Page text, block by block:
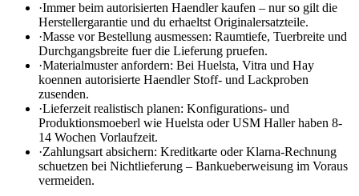
·Immer beim autorisierten Haendler kaufen – nur so gilt die
Herstellergarantie und du erhaeltst Originalersatzteile.
·Masse vor Bestellung ausmessen: Raumtiefe, Tuerbreite und
Durchgangsbreite fuer die Lieferung pruefen.
·Materialmuster anfordern: Bei Huelsta, Vitra und Hay
koennen autorisierte Haendler Stoff- und Lackproben
zusenden.
·Lieferzeit realistisch planen: Konfigurations- und
Produktionsmoeberl wie Huelsta oder USM Haller haben 8-
14 Wochen Vorlaufzeit.
·Zahlungsart absichern: Kreditkarte oder Klarna-Rechnung
schuetzen bei Nichtlieferung – Bankueberweisung im Voraus
vermeiden.